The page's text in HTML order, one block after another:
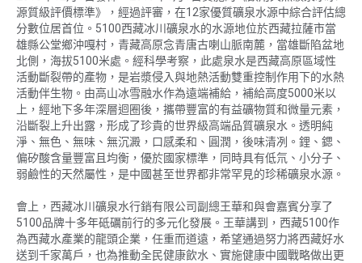
源質級評價標準》，經過評審，在12家優質礦泉水源中綜合評估總
分數位居首位。5100西藏冰川礦泉水的水源地位於西藏拉薩市當
雄縣公堂鄉沖嘎村，青藏高原念青唐古喇山脈南麓，當雄斷陷盆地
北側，海拔5100米處。經科學考察，此處泉水是西藏高原區域性
活動斷裂帶的產物，是岩漿侵入與地熱活動雙重控制作用下的水熱
活動伴生物。由高山冰雪融水作為遠端補給，補給高度5000米以
上，經地下多年深層迴圈後，攜帶豐富的有益礦物質和微量元素，
沿斷裂上升出露，形成了珍貴的世界級高端品質礦泉水。透明純
淨、無色、無味、無沉澱，口感柔和、圓潤，後味清冽。鋰、鍶、
偏矽酸含量豐富且均衡，優於國家標準，同時具有低氘、小分子、
弱鹼性的天然屬性，是中國甚至世界都非常罕見的珍稀礦泉水源。
會上，西藏冰川礦泉水行銷有限公司副總王華和與會嘉賓分享了
5100品牌十多年砥礪前行的多元化發展。王華講到，西藏5100作
為西藏水產業的龍頭企業，任重而道遠，希望通過努力將西藏好水
送到千家萬戶，也為推動全民健康飲水、實施健康中國戰略做出更